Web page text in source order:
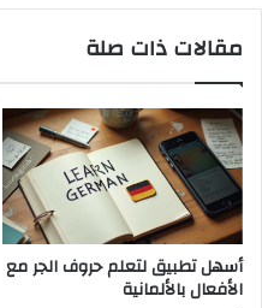
مقالات ذات صلة
أسهل تطبيق لتعلم حروف الجر مع
الأفعال بالألمانية